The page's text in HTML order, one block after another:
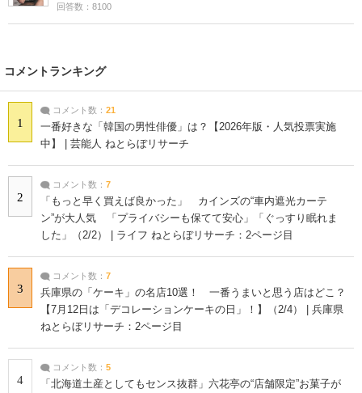
回答数：8100
コメントランキング
1
コメント数： 21
一番好きな「韓国の男性俳優」は？【2026年版・人気投票実施
中】 | 芸能人 ねとらぼリサーチ
2
コメント数： 7
「もっと早く買えば良かった」 カインズの“車内遮光カーテ
ン”が大人気 「プライバシーも保てて安心」「ぐっすり眠れま
した」（2/2） | ライフ ねとらぼリサーチ：2ページ目
3
コメント数： 7
兵庫県の「ケーキ」の名店10選！ 一番うまいと思う店はどこ？
【7月12日は「デコレーションケーキの日」！】（2/4） | 兵庫県
ねとらぼリサーチ：2ページ目
4
コメント数： 5
「北海道土産としてもセンス抜群」六花亭の“店舗限定”お菓子が